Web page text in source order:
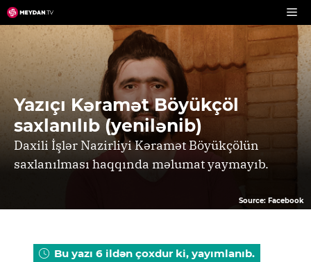
Skip
to
content
Yazıçı Kəramət Böyükçöl
saxlanılıb (yenilənib)
Daxili İşlər Nazirliyi Kəramət Böyükçölün
saxlanılması haqqında məlumat yaymayıb.
Source: Facebook
Bu yazı 6 ildən çoxdur ki, yayımlanıb.